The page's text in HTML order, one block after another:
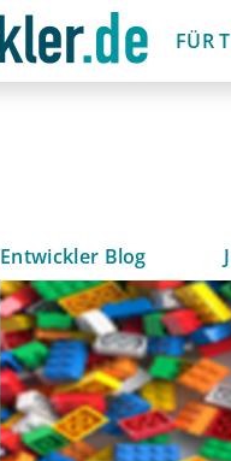
FÜR
Entwickler Blog